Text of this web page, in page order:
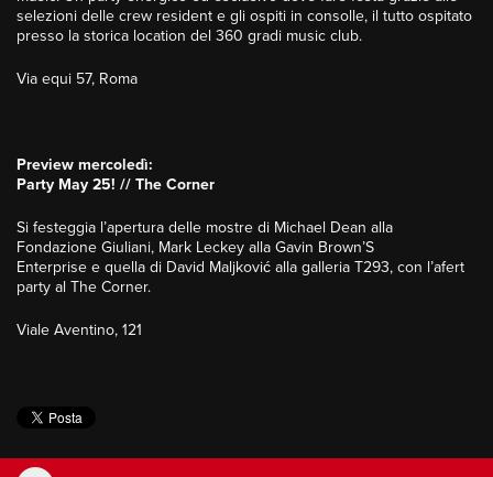
selezioni delle crew resident e gli ospiti in consolle, il tutto ospitato
presso la storica location del 360 gradi music club.
Via equi 57, Roma
Preview mercoledì:
Party May 25! // The Corner
Si festeggia l’apertura delle mostre di Michael Dean alla
Fondazione Giuliani, Mark Leckey alla Gavin Brown’S
Enterprise e quella di David Maljković alla galleria T293, con l’afert
party al The Corner.
Viale Aventino, 121